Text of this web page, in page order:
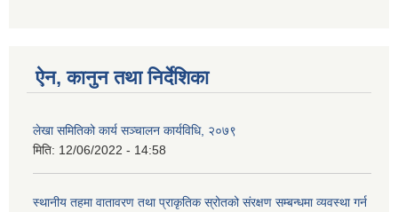
ऐन, कानुन तथा निर्देशिका
लेखा समितिको कार्य सञ्चालन कार्यविधि, २०७९
मिति: 12/06/2022 - 14:58
स्थानीय तहमा वातावरण तथा प्राकृतिक स्रोतको संरक्षण सम्बन्धमा व्यवस्था गर्न